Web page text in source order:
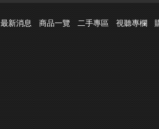
最新消息 商品一覽 二手專區 視聽專欄